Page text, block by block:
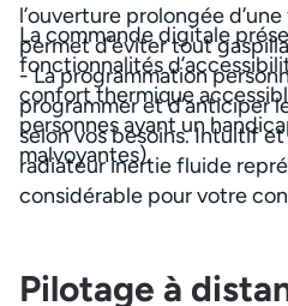
l’ouverture prolongée
permet d’éviter tout
- La programmation
programmer et d’anticiper
selon vos besoins. Intuitif
radiateur inertie fluide
considérable pour votre
La commande digitale
fonctionnalités
confort thermique
personnes ayant un
malvoyantes).
Pilotage à